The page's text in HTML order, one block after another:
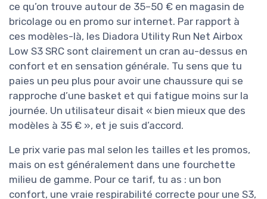
ce qu’on trouve autour de 35–50 € en magasin de
bricolage ou en promo sur internet. Par rapport à
ces modèles-là, les Diadora Utility Run Net Airbox
Low S3 SRC sont clairement un cran au-dessus en
confort et en sensation générale. Tu sens que tu
paies un peu plus pour avoir une chaussure qui se
rapproche d’une basket et qui fatigue moins sur la
journée. Un utilisateur disait « bien mieux que des
modèles à 35 € », et je suis d’accord.
Le prix varie pas mal selon les tailles et les promos,
mais on est généralement dans une fourchette
milieu de gamme. Pour ce tarif, tu as : un bon
confort, une vraie respirabilité correcte pour une S3,